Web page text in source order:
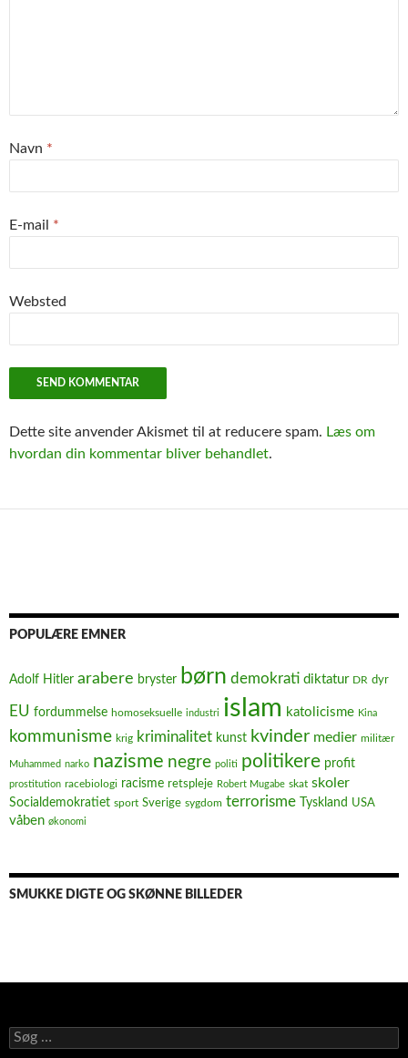
Navn *
E-mail *
Websted
Dette site anvender Akismet til at reducere spam. Læs om
hvordan din kommentar bliver behandlet.
POPULÆRE EMNER
Adolf Hitler arabere bryster børn demokrati diktatur DR dyr
EU fordummelse homoseksuelle industri islam katolicisme Kina
kommunisme krig kriminalitet kunst kvinder medier militær
Muhammed narko nazisme negre politi politikere profit
prostitution racebiologi racisme retspleje Robert Mugabe skat skoler
Socialdemokratiet sport Sverige sygdom terrorisme Tyskland USA
våben økonomi
SMUKKE DIGTE OG SKØNNE BILLEDER
Søg
efter: